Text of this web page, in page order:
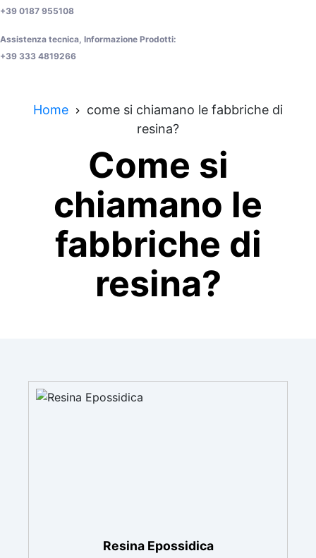
+39 0187 955108
Assistenza tecnica, Informazione Prodotti:
+39 333 4819266
Home
come si chiamano le fabbriche di
resina?
Come si
chiamano le
fabbriche di
resina?
Resina Epossidica